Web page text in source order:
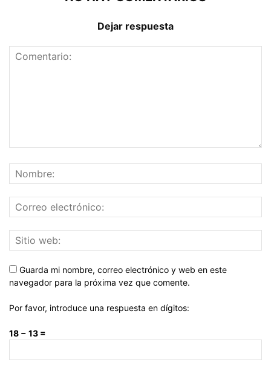
Dejar respuesta
Guarda mi nombre, correo electrónico y web en este
navegador para la próxima vez que comente.
Por favor, introduce una respuesta en dígitos:
18 − 13 =